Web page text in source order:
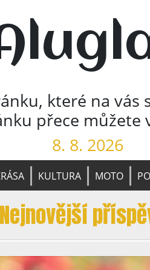
které na vás
přece můžete
8. 8. 2026
KULTURA MOTO
Nejnovější